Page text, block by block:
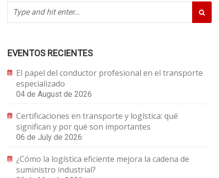
EVENTOS RECIENTES
El papel del conductor profesional en el transporte
especializado
04 de August de 2026
Certificaciones en transporte y logística: qué
significan y por qué son importantes
06 de July de 2026
¿Cómo la logística eficiente mejora la cadena de
suministro industrial?